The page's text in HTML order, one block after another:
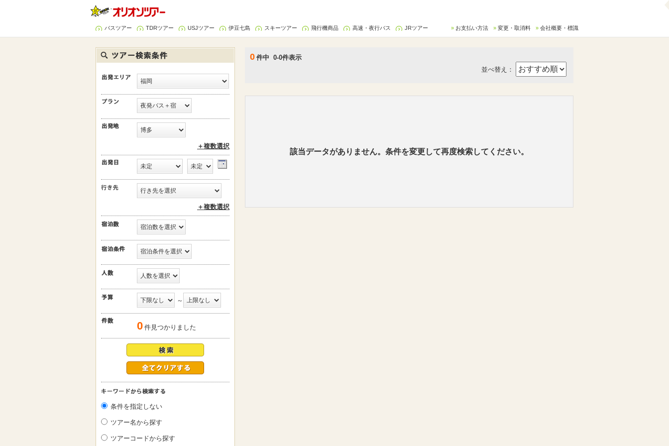
バスツアー TDRツアー USJツアー 伊豆七島 スキーツアー 飛行機商品 高速・夜行バス JRツアー お支払い方法 変更・取消料 会社概要・標識
＋複数選択
＋複数選択
～
0 件見つかりました
条件を指定しない
ツアー名から探す
ツアーコードから探す
0 件中 0-0件表示
並べ替え：
該当データがありません。条件を変更して再度検索してください。